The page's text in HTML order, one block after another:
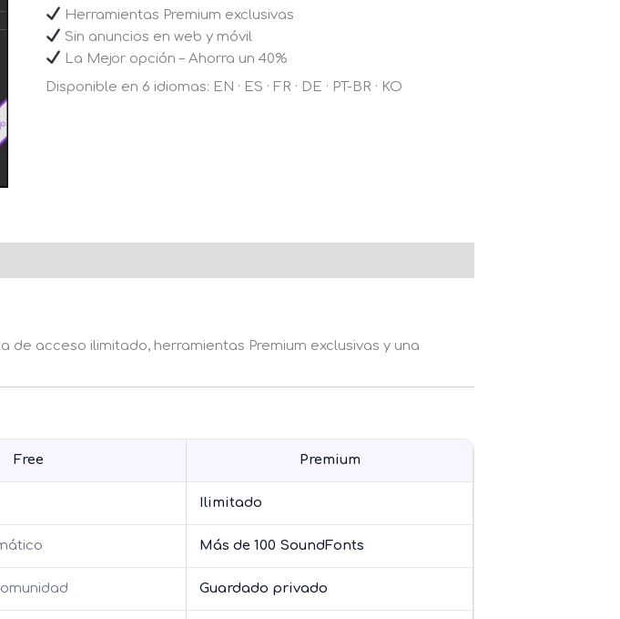
Herramientas Premium exclusivas
Sin anuncios en web y móvil
La Mejor opción – Ahorra un 40%
Disponible en 6 idiomas: EN · ES · FR · DE · PT-BR · KO
acceso ilimitado, herramientas Premium exclusivas y una
Free Premium
Ilimitado
Más de 100 SoundFonts
Guardado privado